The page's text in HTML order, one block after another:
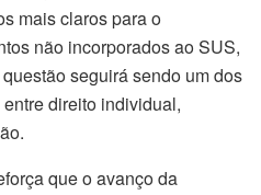
mais claros para o
não incorporados ao SUS,
seguirá sendo um dos
direito individual,
que o avanço da